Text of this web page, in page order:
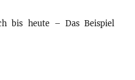
bis heute – Das Beispiel